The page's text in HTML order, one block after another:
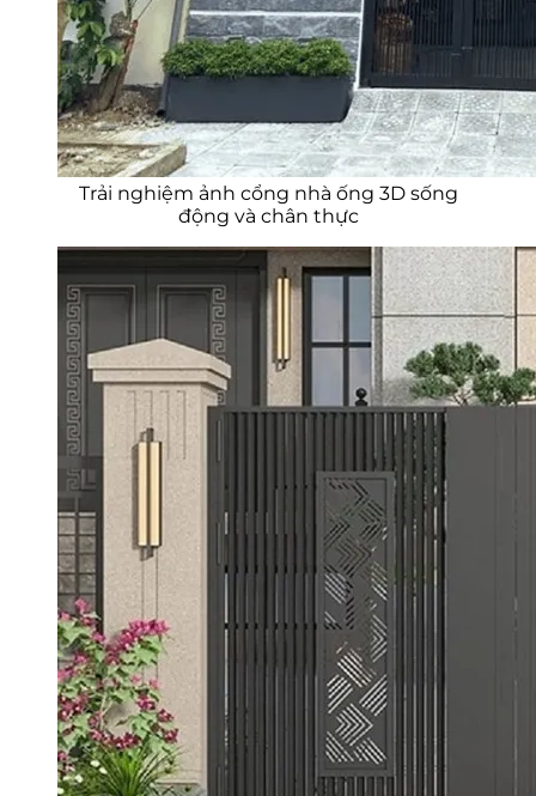
Trải nghiệm ảnh cổng nhà ống 3D sống
động và chân thực